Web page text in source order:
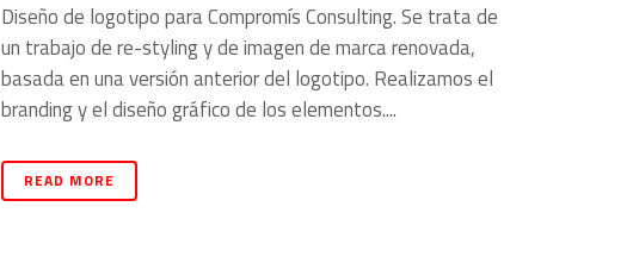
Diseño de logotipo para Compromís Consulting. Se trata de
un trabajo de re-styling y de imagen de marca renovada,
basada en una versión anterior del logotipo. Realizamos el
branding y el diseño gráfico de los elementos....
READ MORE